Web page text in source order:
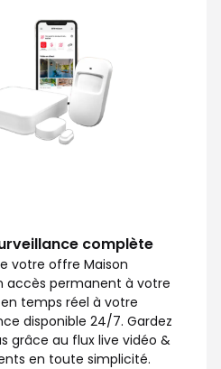
complète
votre offre Maison
accès permanent à votre
temps réel à votre
disponible 24/7. Gardez
grâce au flux live vidéo &
en toute simplicité.